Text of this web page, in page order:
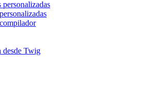
problema en esta página?
personalizadas
desde Twig